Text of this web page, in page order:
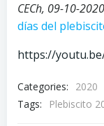
CECh, 09-10-2020
días del
https://
Categories: 2020
Tags:
Plebiscito